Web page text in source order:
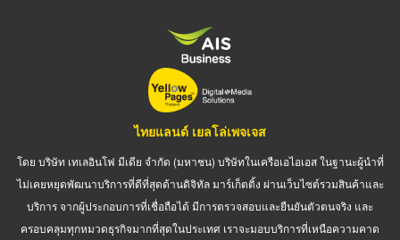
ไทยแลนด์ เยลโล่เพจเจส
โดย บริษัท เทเลอินโฟ มีเดีย จำกัด (มหาชน) บริษัทในเครือเอไอเอส ในฐานะผู้นำที่
ไม่เคยหยุดพัฒนาบริการที่ดีที่สุดด้านดิจิทัล มาร์เก็ตติ้ง ผ่านเว็บไซต์รวมสินค้าและ
บริการ จากผู้ประกอบการที่เชื่อถือได้ มีการตรวจสอบและยืนยันตัวตนจริง และ
ครอบคลุมทุกหมวดธุรกิจมากที่สุดในประเทศ เราจะมอบบริการที่เหนือความคาด